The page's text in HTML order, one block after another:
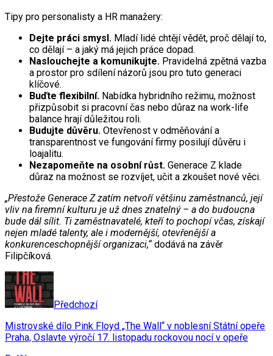
Tipy pro personalisty a HR manažery:
Dejte práci smysl. Mladí lidé chtějí vědět, proč dělají to,
co dělají – a jaký má jejich práce dopad.
Naslouchejte a komunikujte. Pravidelná zpětná vazba
a prostor pro sdílení názorů jsou pro tuto generaci
klíčové.
Buďte flexibilní. Nabídka hybridního režimu, možnost
přizpůsobit si pracovní čas nebo důraz na work-life
balance hrají důležitou roli.
Budujte důvěru. Otevřenost v odměňování a
transparentnost ve fungování firmy posilují důvěru i
loajalitu.
Nezapomeňte na osobní růst. Generace Z klade
důraz na možnost se rozvíjet, učit a zkoušet nové věci.
„Přestože Generace Z zatím netvoří většinu zaměstnanců, její
vliv na firemní kulturu je už dnes znatelný – a do budoucna
bude dál sílit. Ti zaměstnavatelé, kteří to pochopí včas, získají
nejen mladé talenty, ale i modernější, otevřenější a
konkurenceschopnější organizaci,“ dodává na závěr
Filipčíková.
Předchozí
Mistrovské dílo Pink Floyd „The Wall“ v noblesní Státní opeře
Praha, Oslavte výročí 17. listopadu rockovou nocí v opeře